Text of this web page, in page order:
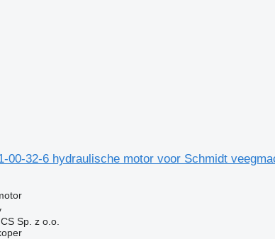
00-32-6 hydraulische motor voor Schmidt
Sp. z o.o.